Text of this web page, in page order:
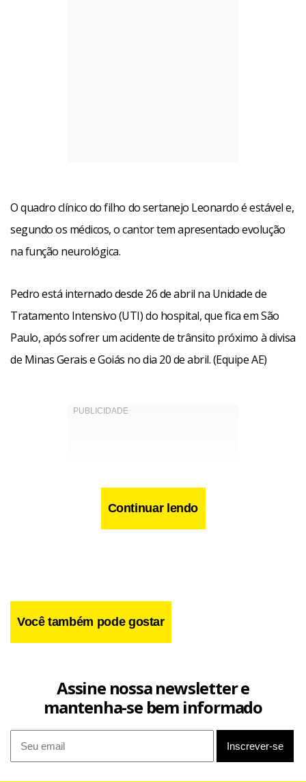
O quadro clínico do filho do sertanejo Leonardo é estável e,
segundo os médicos, o cantor tem apresentado evolução
na função neurológica.
Pedro está internado desde 26 de abril na Unidade de
Tratamento Intensivo (UTI) do hospital, que fica em São
Paulo, após sofrer um acidente de trânsito próximo à divisa
de Minas Gerais e Goiás no dia 20 de abril. (Equipe AE)
Continuar lendo
Você também pode gostar
Assine nossa newsletter e
mantenha-se bem informado